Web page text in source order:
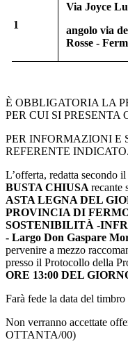
1
Via Joyce
angolo via
Rosse -
È OBBLIGATORIA LA
PER CUI SI PRESENTA
PER INFORMAZIONI E
REFERENTE INDICATO.
L’offerta, redatta secondo
BUSTA CHIUSA recante
ASTA LEGNA DEL
PROVINCIA DI
SOSTENIBILITÀ -
- Largo Don Gaspare
pervenire a mezzo
presso il Protocollo della
ORE 13:00 DEL
Farà fede la data del timbro
Non verranno accettate
OTTANTA/00)